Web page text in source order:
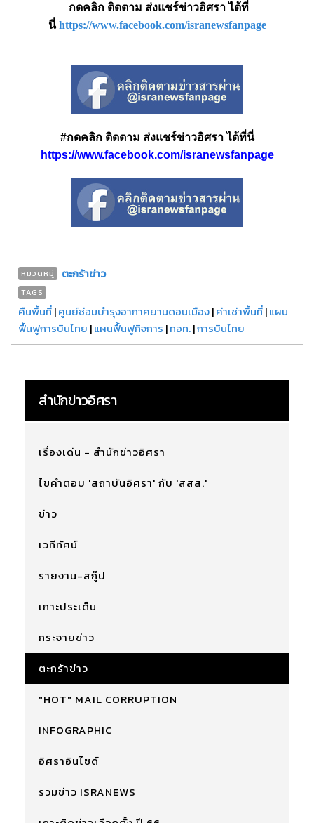
กดคลิก ติดตาม ส่งแชร์ข่าวอิศรา ได้ที่
นี่ https://www.facebook.com/isranewsfanpage
#กดคลิก ติดตาม ส่งแชร์ข่าวอิศรา ได้ที่นี่
https://www.facebook.com/isranewsfanpage
หมวดหมู่ ตะกร้าข่าว
TAGS
คืนพื้นที่|ศูนย์ซ่อมบำรุงอากาศยานดอนเมือง|ค่าเช่าพื้นที่|แผน
ฟื้นฟูการบินไทย |แผนฟื้นฟูกิจการ |ทอท.|การบินไทย
สำนักข่าวอิศรา
เรื่องเด่น - สำนักข่าวอิศรา
ไขคำตอบ 'สถาบันอิศรา' กับ 'สสส.'
ข่าว
เวทีทัศน์
รายงาน-สกู๊ป
เกาะประเด็น
กระจายข่าว
ตะกร้าข่าว
"HOT" MAIL CORRUPTION
INFOGRAPHIC
อิศราอินไซด์
รวมข่าว ISRANEWS